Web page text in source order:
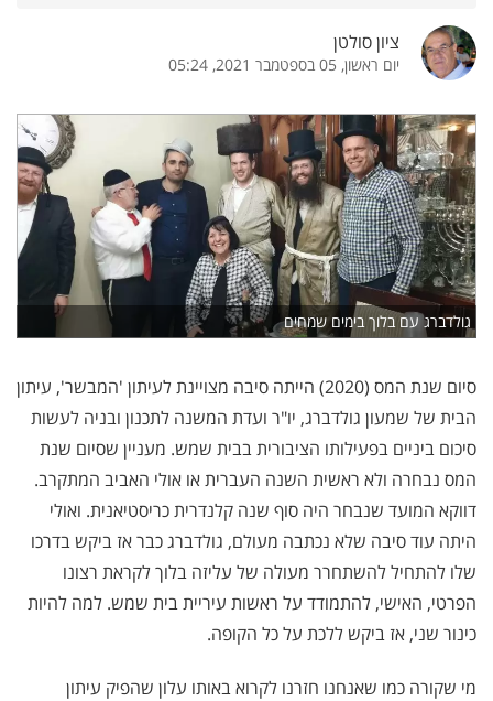
ציון סולטן
יום ראשון, 05 בספטמבר 2021, 05:24
גולדברג עם בלוך בימים שמחים
סיום שנת המס (2020) הייתה סיבה מצויינת לעיתון 'המבשר', עיתון
הבית של שמעון גולדברג, יו"ר ועדת המשנה לתכנון ובניה לעשות
סיכום ביניים בפעילותו הציבורית בבית שמש. מעניין שסיום שנת
המס נבחרה ולא ראשית השנה העברית או אולי האביב המתקרב.
דווקא המועד שנבחר היה סוף שנה קלנדרית כריסטיאנית. ואולי
היתה עוד סיבה שלא נכתבה מעולם, גולדברג כבר אז ביקש בדרכו
שלו להתחיל להשתחרר מעולה של עליזה בלוך לקראת רצונו
הפרטי, האישי, להתמודד על ראשות עיריית בית שמש. למה להיות
כינור שני, אז ביקש ללכת על כל הקופה.
מי שקורה כמו שאנחנו חזרנו לקרוא באותו עלון שהפיק עיתון